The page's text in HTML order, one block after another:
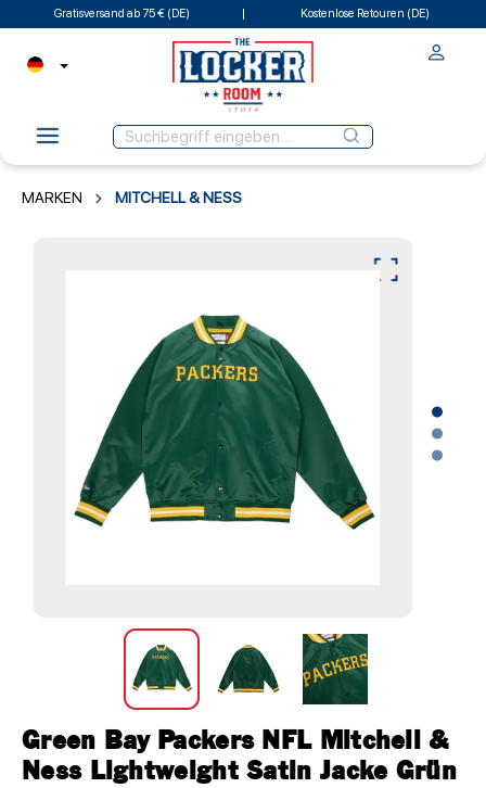
Gratisversand ab 75 € (DE) Kostenlose Retouren (DE)
MARKEN MITCHELL & NESS
Green Bay Packers NFL Mitchell &
Ness Lightweight Satin Jacke Grün